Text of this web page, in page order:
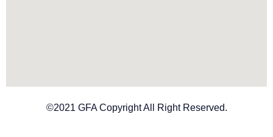
©2021 GFA Copyright All Right Reserved.